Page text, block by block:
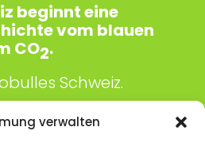
verwalten
beginnt eine
vom blauen
CO2.
Schweiz.